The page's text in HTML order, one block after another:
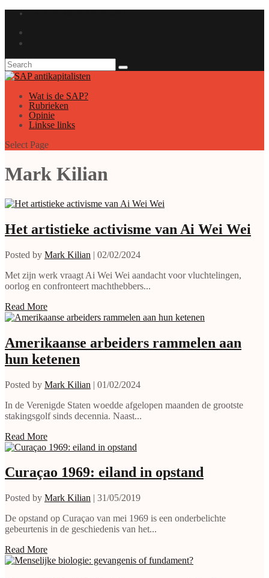
Wat is de SAP?
Rubrieken
Opinie
Linkse links
Select Page
Mark Kilian
Het artistieke activisme van Ai Wei Wei
Posted by Mark Kilian | 02/02/2024
Met zijn werk vraagt Ai Wei Wei aandacht voor vluchtelingen,
oorlog en confronteert machthebbers...
Read More
Amerikaanse arbeiders rammelen aan
hun ketenen
Posted by Mark Kilian | 01/02/2024
In de Verenigde Staten woedde afgelopen maanden de grootste
stakingsgolf sinds decennia. Naast...
Read More
Curaçao 1969: eiland in opstand
Posted by Mark Kilian | 31/05/2019
De opstand op Curaçao van mei 1969 is een onderbelichte
gebeurtenis in de geschiedenis van het...
Read More